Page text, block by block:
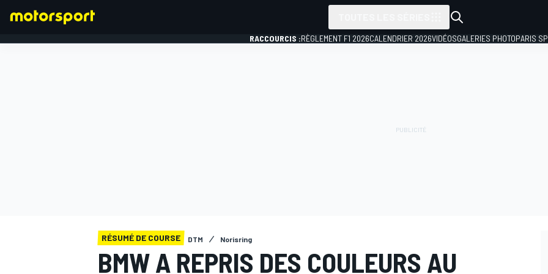
RACCOURCIS :RÈGLEMENT F1 2026CALENDRIER 2026VIDÉOSGALERIES PHOTOPARIS
RÉSUMÉ DE COURSE DTM Norisring
BMW A REPRIS DES COULEURS AU